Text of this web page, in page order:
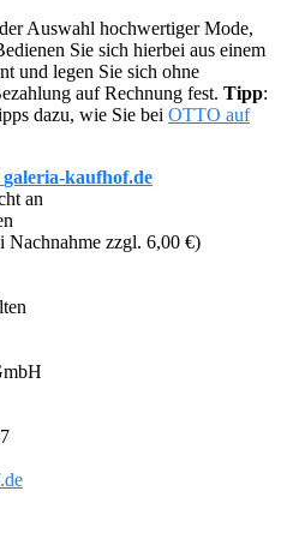
Auswahl hochwertiger Mode,
Sie sich hierbei aus einem
und legen Sie sich ohne
auf Rechnung fest. Tipp:
dazu, wie Sie bei OTTO auf
galeria-kaufhof.de
an
Nachnahme zzgl. 6,00 €)